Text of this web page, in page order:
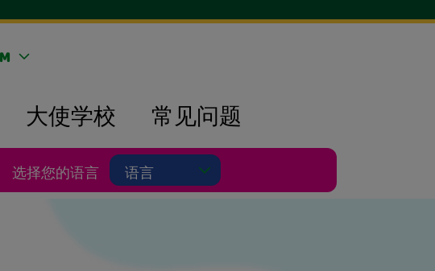
大使学校 常见问题
选择您的语言 Selecting a language will reload this page in